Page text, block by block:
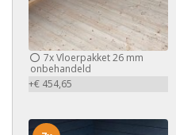
7xVloerpakket 26 mm
onbehandeld
+€ 454,65